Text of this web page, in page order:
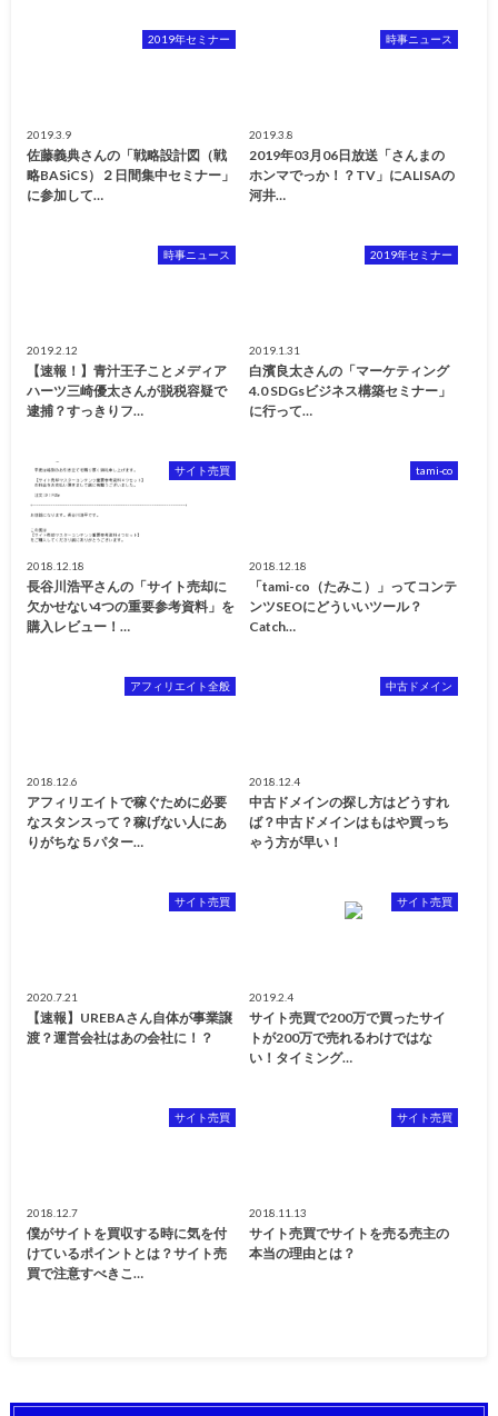
2019年セミナー
2019.3.9
佐藤義典さんの「戦略設計図（戦
略BASiCS）２日間集中セミナー」
に参加して…
時事ニュース
2019.3.8
2019年03月06日放送「さんまの
ホンマでっか！？TV」にALISAの
河井…
時事ニュース
2019.2.12
【速報！】青汁王子ことメディア
ハーツ三崎優太さんが脱税容疑で
逮捕？すっきりフ…
2019年セミナー
2019.1.31
白濱良太さんの「マーケティング
4.0 SDGsビジネス構築セミナー」
に行って…
サイト売買
2018.12.18
長谷川浩平さんの「サイト売却に
欠かせない4つの重要参考資料」を
購入レビュー！…
tami-co
2018.12.18
「tami-co（たみこ）」ってコンテ
ンツSEOにどういいツール？
Catch…
アフィリエイト全般
2018.12.6
アフィリエイトで稼ぐために必要
なスタンスって？稼げない人にあ
りがちな５パター…
中古ドメイン
2018.12.4
中古ドメインの探し方はどうすれ
ば？中古ドメインはもはや買っち
ゃう方が早い！
サイト売買
2020.7.21
【速報】UREBAさん自体が事業譲
渡？運営会社はあの会社に！？
サイト売買
2019.2.4
サイト売買で200万で買ったサイ
トが200万で売れるわけではな
い！タイミング…
サイト売買
2018.12.7
僕がサイトを買収する時に気を付
けているポイントとは？サイト売
買で注意すべきこ…
サイト売買
2018.11.13
サイト売買でサイトを売る売主の
本当の理由とは？